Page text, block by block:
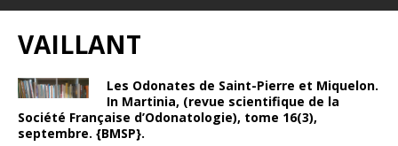
VAILLANT
Les Odonates de Saint-Pierre et Miquelon.
In Martinia, (revue scientifique de la
Société Française d’Odonatologie), tome 16(3),
septembre. {BMSP}.